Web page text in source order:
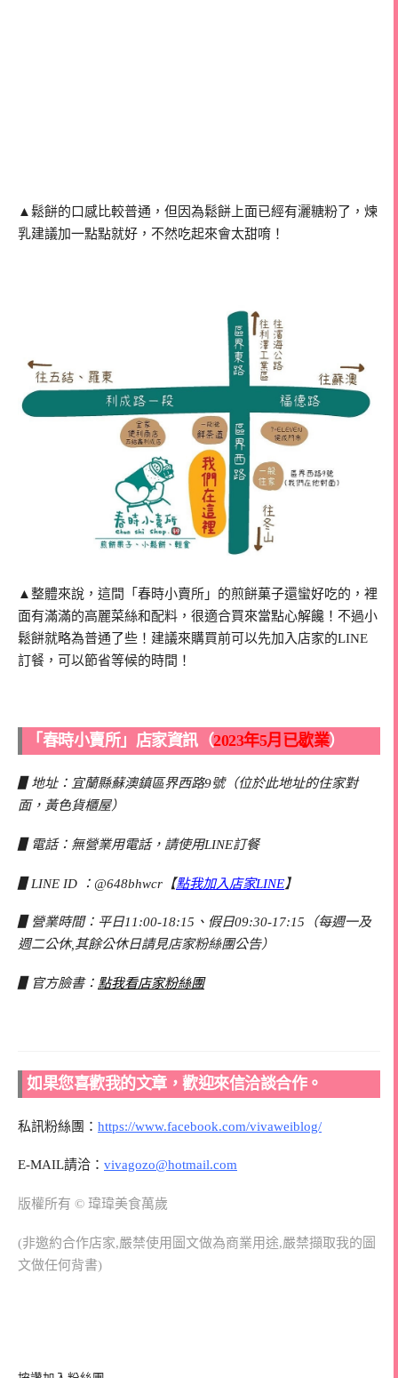
▲鬆餅的口感比較普通，但因為鬆餅上面已經有灑糖粉了，煉
乳建議加一點點就好，不然吃起來會太甜唷！
▲整體來說，這間「春時小賣所」的煎餅菓子還蠻好吃的，裡
面有滿滿的高麗菜絲和配料，很適合買來當點心解饞！不過小
鬆餅就略為普通了些！建議來購買前可以先加入店家的LINE
訂餐，可以節省等候的時間！
「春時小賣所」店家資訊（2023年5月已歇業）
▋地址：宜蘭縣蘇澳鎮區界西路9號（位於此地址的住家對
面，黃色貨櫃屋）
▋電話：無營業用電話，請使用LINE訂餐
▋LINE ID ：@648bhwcr【點我加入店家LINE】
▋營業時間：平日11:00-18:15、假日09:30-17:15（每週一及
週二公休,其餘公休日請見店家粉絲團公告）
▋官方臉書： 點我看店家粉絲團
如果您喜歡我的文章，歡迎來信洽談合作。
私訊粉絲團： https://www.facebook.com/vivaweiblog/
E-MAIL請洽： vivagozo@hotmail.com
版權所有 © 瑋瑋美食萬歲
(非邀約合作店家,嚴禁使用圖文做為商業用途,嚴禁擷取我的圖
文做任何背書)